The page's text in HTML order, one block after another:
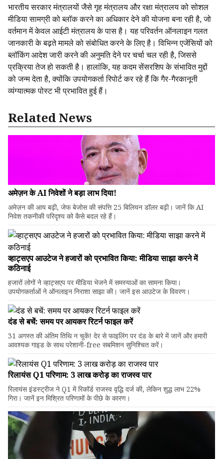
भारतीय सरकार मंत्रालयों जैसे गृह मंत्रालय और रक्षा मंत्रालय को सोशल
मीडिया सामग्री को ब्लॉक करने का अधिकार देने की योजना बना रही है, जो
वर्तमान में केवल आईटी मंत्रालय के पास है। यह परिवर्तन ऑनलाइन गलत
जानकारी के बढ़ते मामले को संबोधित करने के लिए है। विभिन्न एजेंसियों को
ब्लॉकिंग आदेश जारी करने की अनुमति देने पर चर्चा चल रही है, जिससे
प्रक्रिया तेज हो सकती है। हालांकि, यह कदम सेंसरशिप के संभावित मुद्दों
को जन्म देता है, क्योंकि उपयोगकर्ता रिपोर्ट कर रहे हैं कि गैर-गैरकानूनी
व्यंग्यात्मक पोस्ट भी प्रभावित हुई हैं।
Related News
अमेज़न के AI निवेशों ने बड़ा लाभ दिया!
अमेज़न की आय बढ़ी, जेफ बेजोस की संपत्ति 25 बिलियन डॉलर बढ़ी। जानें कि AI
निवेश तकनीकी परिदृश्य को कैसे बदल रहे हैं।
व्हाट्सएप आउटेज ने हजारों को प्रभावित किया: मीडिया साझा करने में
कठिनाई
हजारों लोगों ने व्हाट्सएप पर मीडिया भेजने में समस्याओं का सामना किया।
उपयोगकर्ताओं ने ऑनलाइन निराशा साझा की। जानें इस आउटेज के विवरण।
दंड से बचें: समय पर आयकर रिटर्न फाइल करें
31 अगस्त की अंतिम तिथि न चूकें! देर से फाइलिंग पर दंड के बारे में जानें और हमारी
आवश्यक गाइड के साथ परेशानी-free सबमिशन सुनिश्चित करें।
रिलायंस Q1 परिणाम: ₹3 लाख करोड़ का राजस्व पार
रिलायंस इंडस्ट्रीज ने Q1 में रिकॉर्ड राजस्व वृद्धि दर्ज की, लेकिन शुद्ध लाभ 22%
गिरा। जानें इन मिश्रित परिणामों के पीछे के कारण।